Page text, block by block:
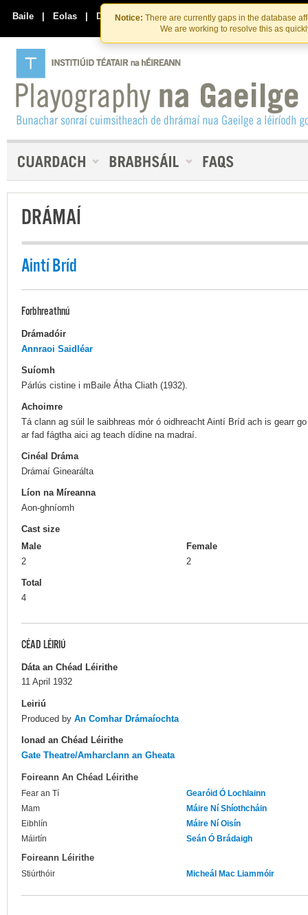
Skip
to
the
content
Skip
to
content
Notice: There are currently gaps in the database
We are working to resolve this as
Baile | Eolas | Déan Teagmháil Linn
DRÁMAÍ
Aintí Bríd
Forbhreathnú
Drámadóir
Annraoi Saidléar
Suíomh
Párlús cistine i mBaile Átha Cliath (1932).
Achoimre
Tá clann ag súil le saibhreas mór ó oidhreacht Aintí Bríd ach is gearr
ar fad fágtha aici ag teach dídine na madraí.
Cinéal Dráma
Drámaí Ginearálta
Líon na Míreanna
Aon-ghníomh
Cast size
Male
2
Female
2
Total
4
CÉAD LÉIRIÚ
Dáta an Chéad Léirithe
11 April 1932
Leiriú
Produced by An Comhar Drámaíochta
Ionad an Chéad Léirithe
Gate Theatre/Amharclann an Gheata
Foireann An Chéad Léirithe
Fear an Tí
Gearóid Ó Lochlainn
Mam
Máire Ní Shíothcháin
Eibhlín
Máire Ní Oisín
Máirtín
Seán Ó Brádaigh
Foireann Léirithe
Stiúrthóir Micheál Mac Liammóir